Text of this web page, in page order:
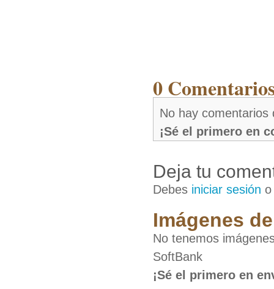
0
No hay comentarios
¡Sé el primero en
Deja tu
Debes iniciar sesión
Imágenes
No tenemos
SoftBank
¡Sé el primero en